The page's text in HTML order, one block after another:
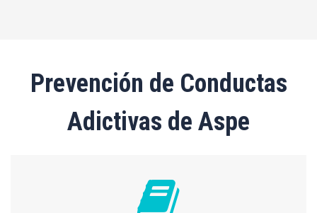
Prevención de Conductas
Adictivas de Aspe